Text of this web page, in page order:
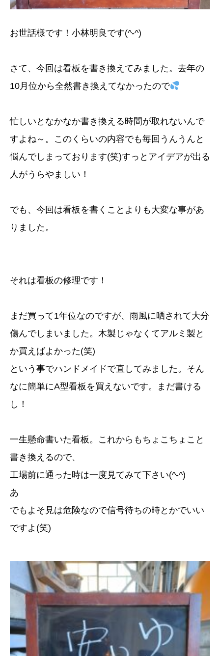
お世話様です！小林明良です(^-^)
さて、今回は看板を書き換えてみました。去年の
10月位から全然書き換えてなかったので
忙しいとなかなか書き換える時間が取れないんで
すよね～。このくらいの内容でも毎回うんうんと
悩んでしまっております(笑)すっとアイデアが出る
人がうらやましい！
でも、今回は看板を書くことよりも大変な事があ
りました。
それは看板の修理です！
まだ買って1年位なのですが、雨風に晒されて大分
傷んでしまいました。木製じゃなくてアルミ製と
か買えばよかった(笑)
という事でハンドメイドで直してみました。そん
なに簡単にA型看板を買えないです。まだ書ける
し！
一生懸命書いた看板。これからもちょこちょこと
書き換えるので、
工場前に通った時は一度見てみて下さい(^-^)
あ
でもよそ見は危険なので信号待ちの時とかでいい
ですよ(笑)